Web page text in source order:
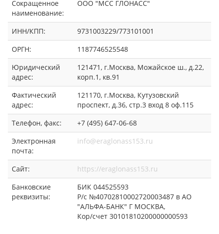
Сокращенное
наименование:
ООО "МСС ГЛОНАСС"
ИНН/КПП:
9731003229/773101001
ОРГН:
1187746525548
Юридический
адрес:
121471, г.Москва, Можайское ш., д.22,
корп.1, кв.91
Фактический
адрес:
121170, г.Москва, Кутузовский
проспект, д.36, стр.3 вход 8 оф.115
Телефон, факс:
+7 (495) 647-06-68
Электронная
почта:
info@eraglonass153.ru
Сайт:
https://eraglonass153.ru
Банковские
реквизиты:
БИК 044525593
Р/с №40702810002720003487 в АО
"АЛЬФА-БАНК" Г МОСКВА,
Кор/счет 30101810200000000593